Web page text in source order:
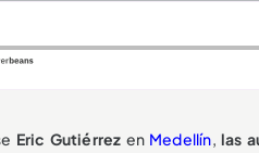
Eric Gutiérrez en Medellín, las